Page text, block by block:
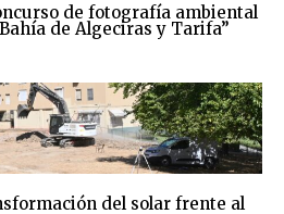
de fotografía ambiental
de Algeciras y Tarifa”
del solar frente al